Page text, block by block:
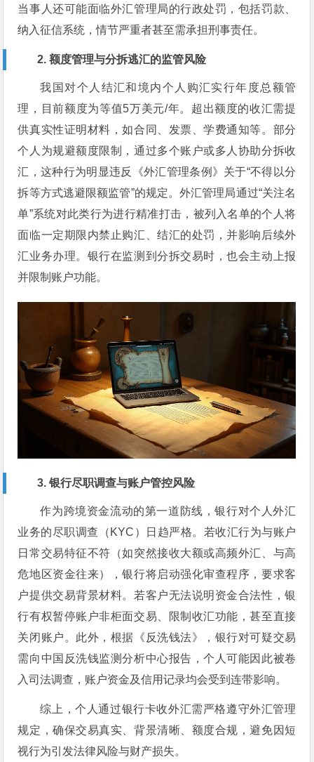
当事人还可能面临外汇管理局的行政处罚，包括罚款、
纳入征信系统，情节严重者甚至需承担刑事责任。
2. 额度管理与分拆逃汇的监管风险
我国对个人结汇和境内个人购汇实行年度总额管
理，目前额度为等值5万美元/年。超出额度的收汇需提
供真实性证明材料，如合同、发票、学费通知等。部分
个人为规避额度限制，通过多个账户或多人协助分拆收
汇，这种行为明显违反《外汇管理条例》关于“不得以分
拆等方式逃避限额监管”的规定。外汇管理局通过“关注名
单”系统对此类行为进行精准打击，被列入名单的个人将
面临一定期限内禁止购汇、结汇的处罚，并影响后续外
汇业务办理。银行在监测到分拆交易时，也会主动上报
并限制账户功能。
3. 银行尽职调查与账户管控风险
作为跨境资金流动的第一道防线，银行对个人外汇
业务的尽职调查（KYC）日趋严格。若收汇行为与账户
日常交易特征不符（如突然接收大额或高频外汇、与高
危地区资金往来），银行将启动强化审查程序，要求客
户提供交易背景材料。若客户无法说明资金合法性，银
行有权暂停账户非柜面交易、限制收汇功能，甚至直接
关闭账户。此外，根据《反洗钱法》，银行对可疑交易
需向中国反洗钱监测分析中心报告，个人可能因此被卷
入司法调查，账户资金及信用记录均会受到连带影响。
综上，个人通过银行卡收外汇需严格遵守外汇管理
规定，确保交易真实、背景清晰、额度合规，避免因短
视行为引发法律风险与财产损失。